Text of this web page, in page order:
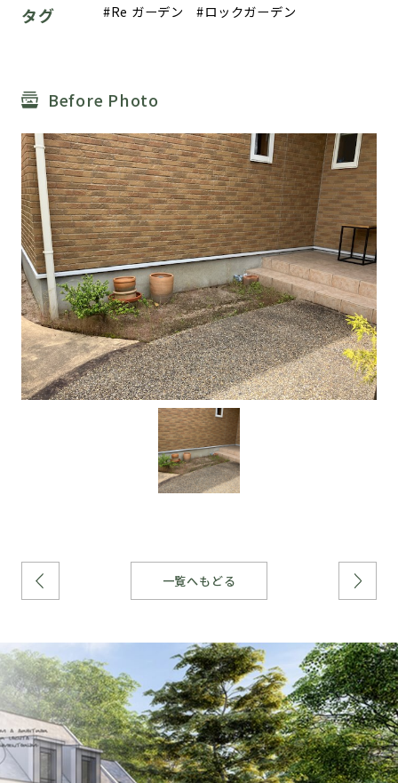
タグ Re ガーデン ロックガーデン
Before Photo
一覧へもどる